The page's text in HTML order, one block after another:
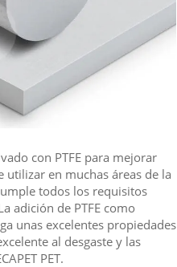
con PTFE para mejorar
todos los requisitos
unas excelentes propiedades
al desgaste y las
PET.